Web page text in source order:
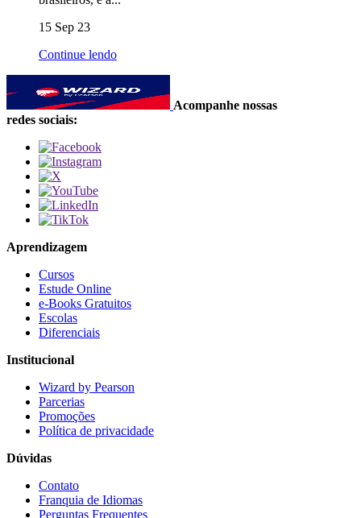
15 Sep 23
Continue lendo
Acompanhe nossas
redes sociais:
Aprendizagem
Cursos
Estude Online
e-Books Gratuitos
Escolas
Diferenciais
Institucional
Wizard by Pearson
Parcerias
Promoções
Política de privacidade
Dúvidas
Contato
Franquia de Idiomas
Perguntas Frequentes